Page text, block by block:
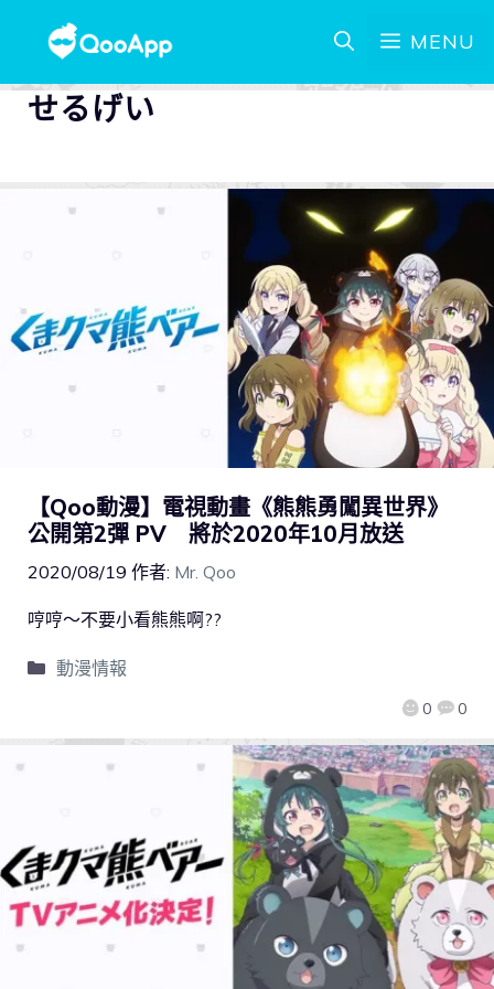
MENU
せるげい
【Qoo動漫】電視動畫《熊熊勇闖異世界》
公開第2彈 PV 將於2020年10月放送
2020/08/19 作者: Mr. Qoo
0 0
哼哼～不要小看熊熊啊??
動漫情報